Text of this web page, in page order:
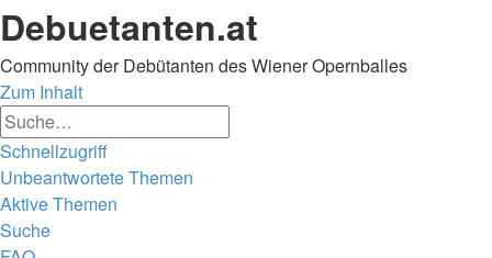
Debuetanten.at
Community der Debütanten des Wiener Opernballes
Zum Inhalt
Schnellzugriff
Unbeantwortete Themen
Aktive Themen
Suche